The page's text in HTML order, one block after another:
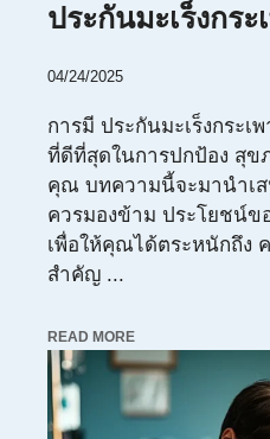
ประกันมะเร็งกร
04/24/2025
การมี ประกันมะเร็งกระเ
ที่ดีที่สุดในการปกป้อง สุข
คุณ บทความนี้จะมานำเ
ควรมองข้าม ประโยชน์ข
เพื่อให้คุณได้ตระหนักถึง
สำคัญ ...
READ MORE